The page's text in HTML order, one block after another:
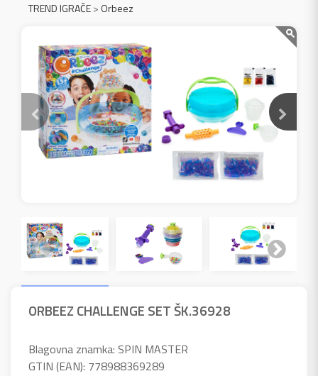
TREND IGRAČE> Orbeez
ORBEEZ CHALLENGE SET ŠK.36928
Blagovna znamka: SPIN MASTER
GTIN (EAN): 778988369289